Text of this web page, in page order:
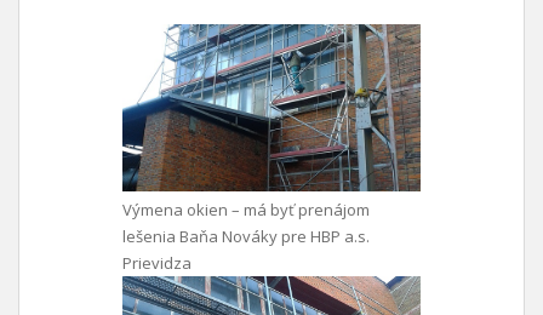
Výmena okien – má byť prenájom
lešenia Baňa Nováky pre HBP a.s.
Prievidza